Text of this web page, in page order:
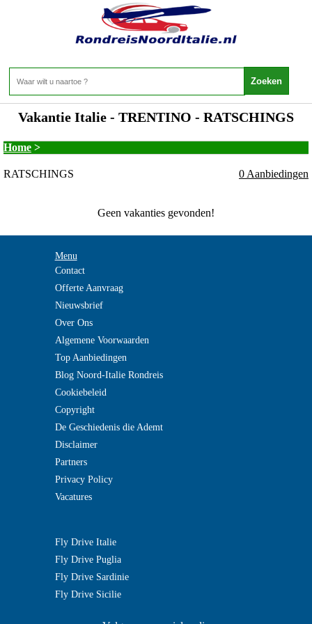
Vakantie Italie - TRENTINO - RATSCHINGS
Home >
RATSCHINGS 0 Aanbiedingen
Geen vakanties gevonden!
Menu
Contact
Offerte Aanvraag
Nieuwsbrief
Over Ons
Algemene Voorwaarden
Top Aanbiedingen
Blog Noord-Italie Rondreis
Cookiebeleid
Copyright
De Geschiedenis die Ademt
Disclaimer
Partners
Privacy Policy
Vacatures
Fly Drive Italie
Fly Drive Puglia
Fly Drive Sardinie
Fly Drive Sicilie